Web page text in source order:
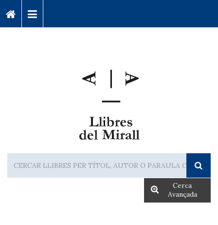
Cerca
Avançada